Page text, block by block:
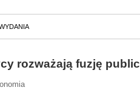
rozważają fuzję